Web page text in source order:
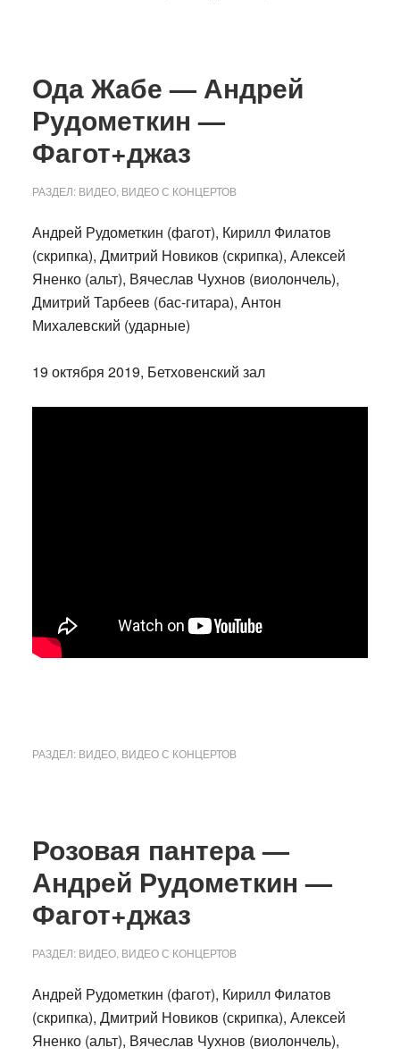
Ода Жабе — Андрей
Рудометкин —
Фагот+джаз
РАЗДЕЛ: ВИДЕО, ВИДЕО С КОНЦЕРТОВ
Андрей Рудометкин (фагот), Кирилл Филатов
(скрипка), Дмитрий Новиков (скрипка), Алексей
Яненко (альт), Вячеслав Чухнов (виолончель),
Дмитрий Тарбеев (бас-гитара), Антон
Михалевский (ударные)
19 октября 2019, Бетховенский зал
РАЗДЕЛ: ВИДЕО, ВИДЕО С КОНЦЕРТОВ
Розовая пантера —
Андрей Рудометкин —
Фагот+джаз
РАЗДЕЛ: ВИДЕО, ВИДЕО С КОНЦЕРТОВ
Андрей Рудометкин (фагот), Кирилл Филатов
(скрипка), Дмитрий Новиков (скрипка), Алексей
Яненко (альт), Вячеслав Чухнов (виолончель),